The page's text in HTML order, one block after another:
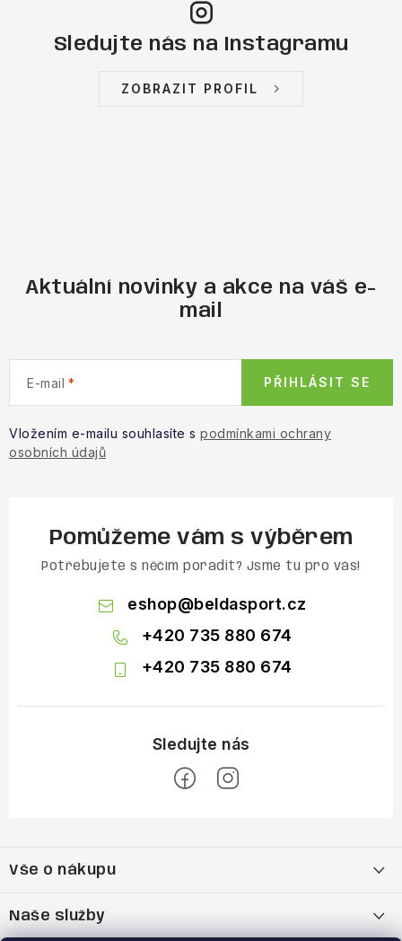
Sledujte nás na Instagramu
ZOBRAZIT PROFIL
Aktuální novinky a akce na váš e-
mail
E-mail
Vložením e-mailu souhlasíte s podmínkami ochrany
osobních údajů
PŘIHLÁSIT SE
Pomůžeme vám s výběrem
Potřebujete s něčím poradit? Jsme tu pro vás!
eshop@beldasport.cz
+420 735 880 674
+420 735 880 674
p
t
Vše o nákupu
Naše služby